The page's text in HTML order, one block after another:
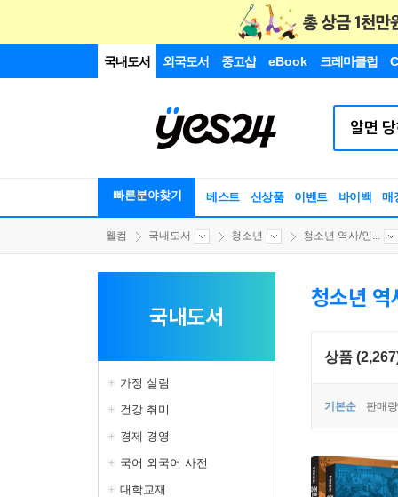
국내도서 외국도서 중고샵 eBook 크레마클럽
빠른분야찾기 베스트 신상품 이벤트 바이백 매
웰컴 국내도서 청소년 청소년 역사/인...
국내도서
가정 살림
건강 취미
경제 경영
국어 외국어 사전
대학교재
청소년
상품
기본순 판매